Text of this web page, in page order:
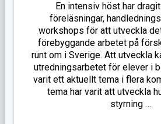
En intensiv höst har
föreläsningar,
workshops för att utveckla
förebyggande arbetet på
runt om i Sverige. Att utveckla
utredningsarbetet för elever i
varit ett aktuellt tema i flera
tema har varit att utveckla
styrning …